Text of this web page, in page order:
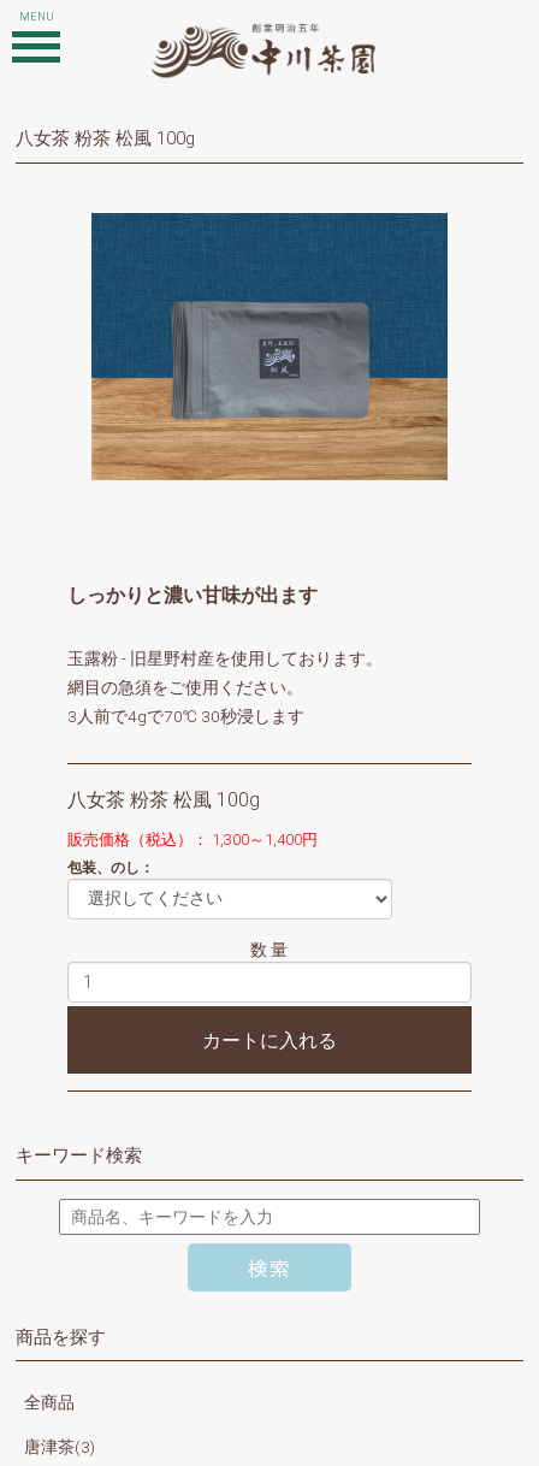
キーワード検索
商品を探す
全商品
唐津茶(3)
八女茶 粉茶 松風 100g
しっかりと濃い甘味が出ます
玉露粉 - 旧星野村産を使用しております。
網目の急須をご使用ください。
3人前で4gで70℃ 30秒浸します
八女茶 粉茶 松風 100g
販売価格（税込）： 1,300～1,400円
包装、のし ：
数 量
カートに入れる